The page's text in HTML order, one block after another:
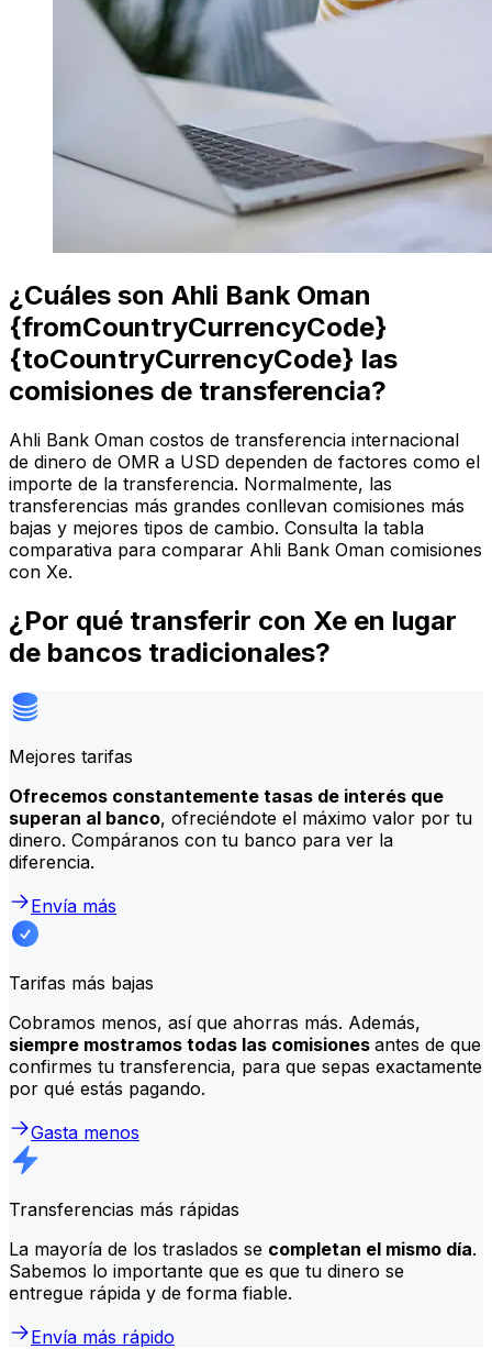
¿Cuáles son Ahli Bank Oman
{fromCountryCurrencyCode}
{toCountryCurrencyCode} las
comisiones de transferencia?
Ahli Bank Oman costos de transferencia internacional
de dinero de OMR a USD dependen de factores como el
importe de la transferencia. Normalmente, las
transferencias más grandes conllevan comisiones más
bajas y mejores tipos de cambio. Consulta la tabla
comparativa para comparar Ahli Bank Oman comisiones
con Xe.
¿Por qué transferir con Xe en lugar
de bancos tradicionales?
Mejores tarifas
Ofrecemos constantemente tasas de interés que
superan al banco, ofreciéndote el máximo valor por tu
dinero. Compáranos con tu banco para ver la
diferencia.
Envía más
Tarifas más bajas
Cobramos menos, así que ahorras más. Además,
siempre mostramos todas las comisiones antes de que
confirmes tu transferencia, para que sepas exactamente
por qué estás pagando.
Gasta menos
Transferencias más rápidas
La mayoría de los traslados se completan el mismo día.
Sabemos lo importante que es que tu dinero se
entregue rápida y de forma fiable.
Envía más rápido